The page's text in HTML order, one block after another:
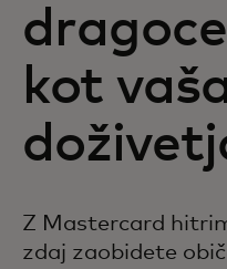
kot
Z Mastercard
zdaj zaobidete